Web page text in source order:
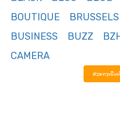
BOUTIQUE
BRUSSELS
BUSINESS
BUZZ
CAMERA
ສະແດງເພີ່ມເ